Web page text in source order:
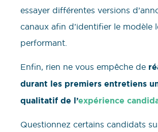
essayer différentes versions
canaux afin d’identifier le modèle
performant.
Enfin, rien ne vous empêche de
durant les premiers entretiens
qualitatif de l’expérience
Questionnez certains candidats